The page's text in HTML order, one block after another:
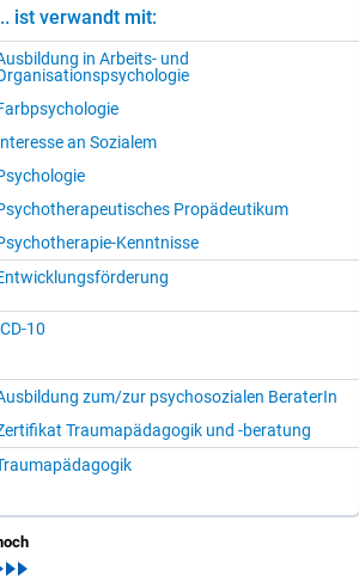
ist verwandt mit:
in Arbeits- und
an Sozialem
Propädeutikum
Kenntnisse
10
zum/zur psychosozialen BeraterIn
Traumapädagogik und -beratung